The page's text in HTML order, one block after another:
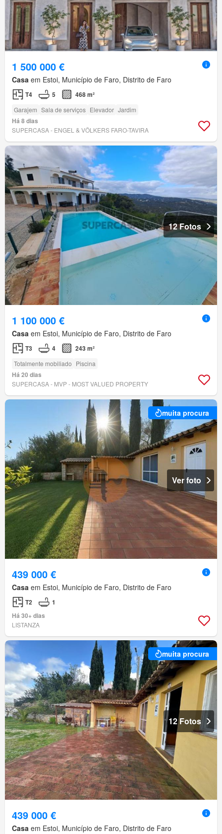
1 500 000 €
Casa em Estoi, Município de Faro, Distrito de Faro
T4 5 468 m²
Garajem Sala de serviços Elevador Jardim
Há 8 dias
SUPERCASA - ENGEL & VÖLKERS FARO-TAVIRA
12 Fotos
1 100 000 €
Casa em Estoi, Município de Faro, Distrito de Faro
T3 4 243 m²
Totalmente mobiliado Piscina
Há 20 dias
SUPERCASA - MVP - MOST VALUED PROPERTY
muita procura
Ver foto
439 000 €
Casa em Estoi, Município de Faro, Distrito de Faro
T2
1
Há 30+ dias
LISTANZA
muita procura
12 Fotos
439 000 €
Casa em Estoi, Município de Faro, Distrito de Faro